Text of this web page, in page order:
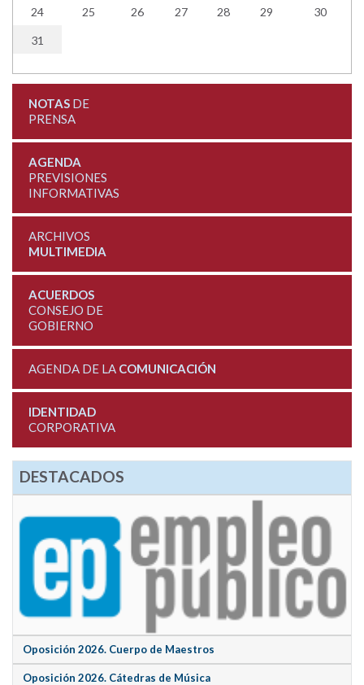
24 25 26 27 28 29 30
31
NOTASDE
PRENSA
AGENDA
PREVISIONES
INFORMATIVAS
ARCHIVOS
MULTIMEDIA
ACUERDOS
CONSEJO DE
GOBIERNO
AGENDA DE LA COMUNICACIÓN
IDENTIDAD
CORPORATIVA
DESTACADOS
Oposición 2026. Cuerpo de Maestros
Oposición 2026. Cátedras de Música